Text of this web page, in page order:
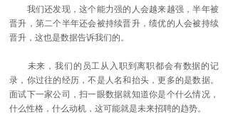
我们还发现，这个能力强的人会越来越强，半年被
晋升，第二个半年还会被持续晋升，绩优的人会被持续
晋升，这也是数据告诉我们的。
未来，我们的员工从入职到离职都会有数据的记
录，你过往的经历，不是人名和抬头，更多的是数据。
面试下一家公司，扫一眼数据就知道你是个什么情况，
什么性格，什么动机，这可能就是未来招聘的趋势。